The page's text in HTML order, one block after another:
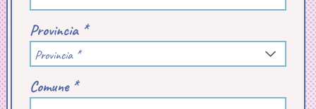
Provincia *
Provincia *
Comune *